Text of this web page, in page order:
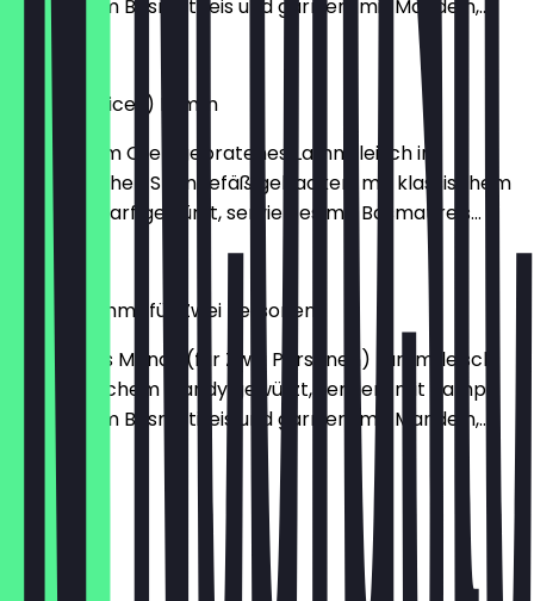
gekochtem Basmatireis und garniert mit Mandeln,...
€ 18,00
Biryani (Spices) Lamm
Langsam im Ofen gebratenes Lammfleisch im
unterirdischen Steingefäß gebacken, mit klassischem
Biryani scharf gewürzt, serviertes mit Basmatireis...
€ 17,99
Mandy Lamm (für Zwei Personen)
Gekochtes Mandy (für Zwei Personen) Lammfleisch,
mit klassischem Mandy gewürzt, serviert mit dampf
gekochtem Basmatireis und garniert mit Mandeln,...
€ 49,00